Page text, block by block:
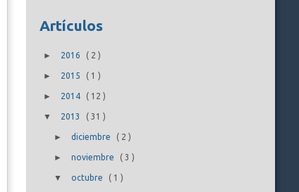
Artículos
► 2016 ( 2)
► 2015 ( 1)
► 2014 ( 12)
▼ 2013 (31)
► diciembre ( 2 )
► noviembre ( 3 )
▼ octubre ( 1 )